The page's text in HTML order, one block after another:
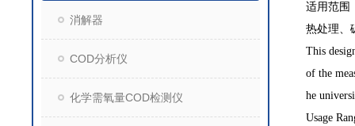
消解器
COD分析仪
化学需氧量COD检测仪
适用范围
热处理、
This
of the
he
Usage